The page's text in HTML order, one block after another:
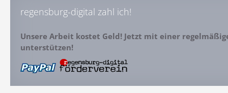
regensburg-digital zahl ich!
Unsere Arbeit kostet Geld! Jetzt mit einer
unterstützen!